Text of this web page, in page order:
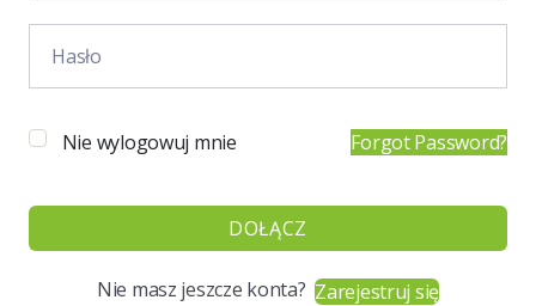
Nie wylogowuj mnie Forgot Password?
DOŁĄCZ
Nie masz jeszcze konta?Zarejestruj się